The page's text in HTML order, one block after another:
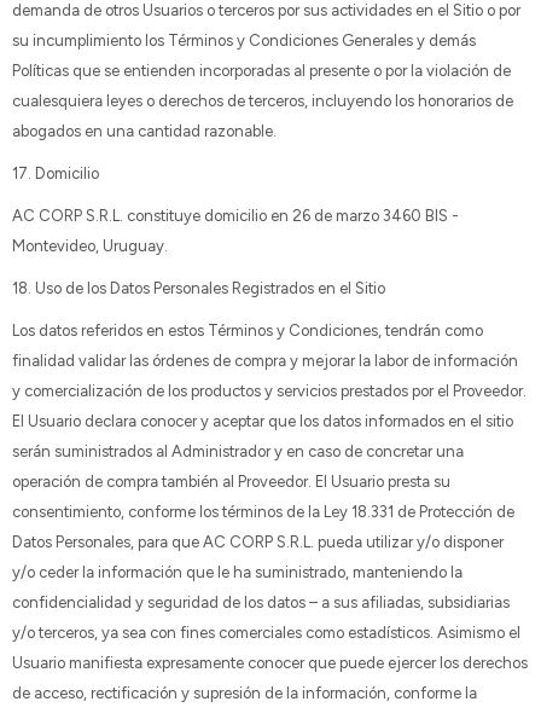
demanda de otros Usuarios o terceros por sus actividades en el Sitio o por
su incumplimiento los Términos y Condiciones Generales y demás
Políticas que se entienden incorporadas al presente o por la violación de
cualesquiera leyes o derechos de terceros, incluyendo los honorarios de
abogados en una cantidad razonable.
17. Domicilio
AC CORP S.R.L. constituye domicilio en 26 de marzo 3460 BIS -
Montevideo, Uruguay.
18. Uso de los Datos Personales Registrados en el Sitio
Los datos referidos en estos Términos y Condiciones, tendrán como
finalidad validar las órdenes de compra y mejorar la labor de información
y comercialización de los productos y servicios prestados por el Proveedor.
El Usuario declara conocer y aceptar que los datos informados en el sitio
serán suministrados al Administrador y en caso de concretar una
operación de compra también al Proveedor. El Usuario presta su
consentimiento, conforme los términos de la Ley 18.331 de Protección de
Datos Personales, para que AC CORP S.R.L. pueda utilizar y/o disponer
y/o ceder la información que le ha suministrado, manteniendo la
confidencialidad y seguridad de los datos – a sus afiliadas, subsidiarias
y/o terceros, ya sea con fines comerciales como estadísticos. Asimismo el
Usuario manifiesta expresamente conocer que puede ejercer los derechos
de acceso, rectificación y supresión de la información, conforme la